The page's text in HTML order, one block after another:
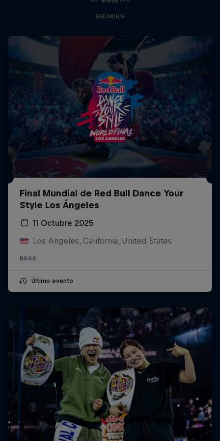
BREAKING
Final Mundial de Red Bull Dance Your
Style Los Ángeles
11 Octubre 2025
Los Angeles, California, United States
BAILE
Último evento